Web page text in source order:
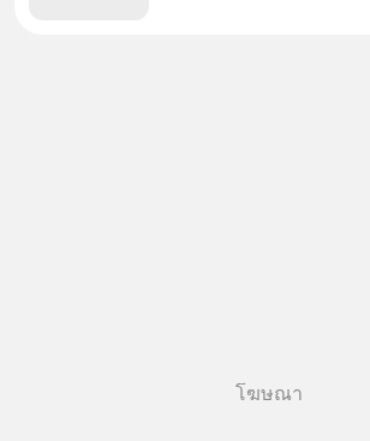
โฆษณา